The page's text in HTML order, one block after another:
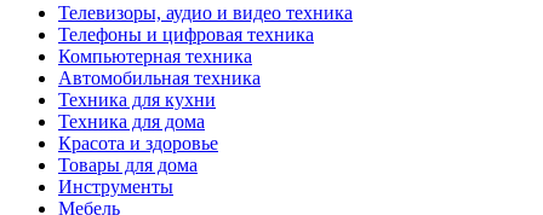
Телевизоры, аудио и видео техника
Телефоны и цифровая техника
Компьютерная техника
Автомобильная техника
Техника для кухни
Техника для дома
Красота и здоровье
Товары для дома
Инструменты
Мебель